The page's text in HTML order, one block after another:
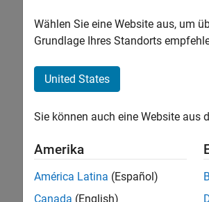
FILTER:
Stellen
Es
Region
Wählen Sie eine Website aus, um
Grundlage Ihres Standorts
United States
Sie können auch eine Website aus
Amerika
América Latina (Español)
Canada (English)